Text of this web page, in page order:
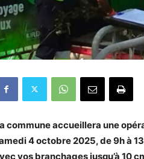
commune accueillera une
4 octobre 2025, de 9h à
vos branchages jusqu’à 10